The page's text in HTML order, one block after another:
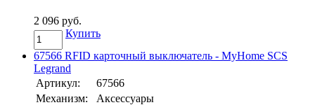
2 096 руб.
Купить
67566 RFID карточный выключатель - MyHome SCS
Legrand
Артикул:
67566
Механизм:
Аксессуары